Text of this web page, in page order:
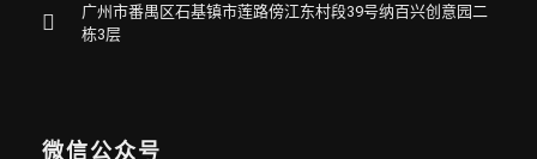
广州市番禺区石基镇市莲路傍江东村段39号纳百兴创意园二
栋3层
微信公众号